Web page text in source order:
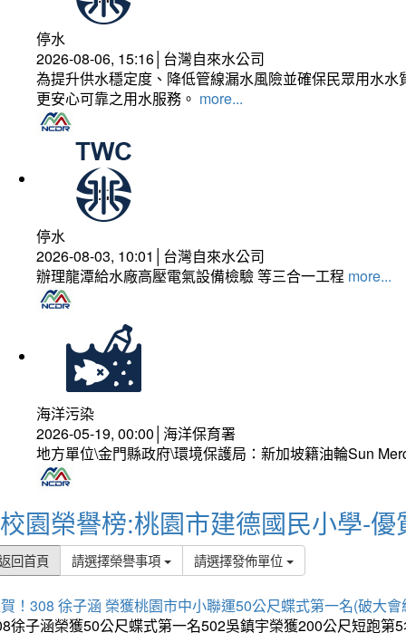
停水
2026-08-06, 15:16│台灣自來水公司
為提升供水穩定度、降低管線漏水風險並確保民眾用水
更安心可靠之用水服務。 more...
停水
2026-08-03, 10:01│台灣自來水公司
辦理龍潭給水廠高壓電氣設備檢驗 等三合一工程 more...
海洋污染
2026-05-19, 00:00│海洋保育署
地方單位\金門縣政府\環境保護局：新加坡籍油輪Sun
校園榮譽榜:桃園市建德國民小學-優
回首頁 請選擇榮譽事項 請選擇發佈單位
！308 徐子涵 榮獲桃園市中小聯運50公尺蝶式第一名(破大會
徐子涵榮獲50公尺蝶式第一名502吳鎮宇榮獲200公尺短跑